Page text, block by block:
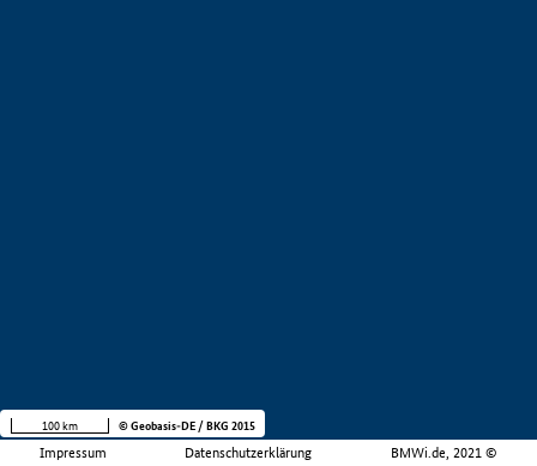
Impressum Datenschutzerklärung BMWi.de, 2021 ©
100 km © Geobasis-DE / BKG 2015